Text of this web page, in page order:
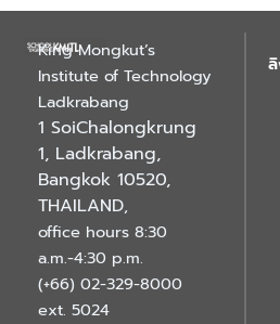
King Mongkut’s
Institute of Technology
Ladkrabang
1 SoiChalongkrung
1, Ladkrabang,
Bangkok 10520,
THAILAND,
office hours 8:30
a.m.-4:30 p.m.
(+66) 02-329-8000
ext. 5024